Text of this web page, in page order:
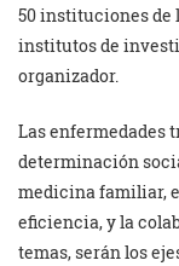
50 instituciones de
institutos de
organizador.
Las enfermedades
determinación
medicina familiar,
eficiencia, y la
temas, serán los